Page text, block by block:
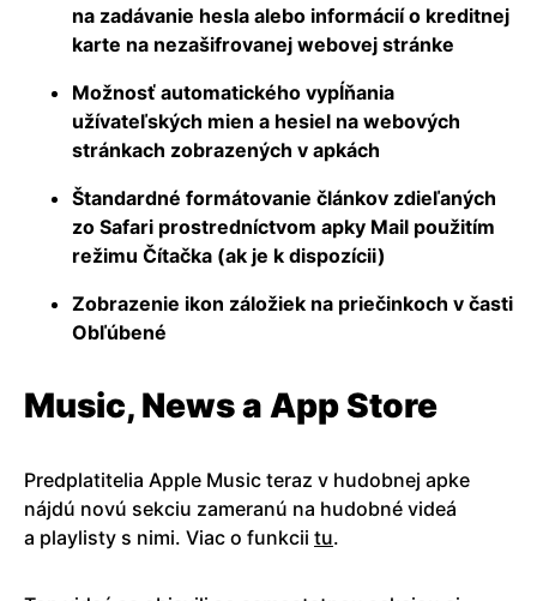
na zadávanie hesla alebo informácií o kreditnej
karte na nezašifrovanej webovej stránke
Možnosť automatického vypĺňania
užívateľských mien a hesiel na webových
stránkach zobrazených v apkách
Štandardné formátovanie článkov zdieľaných
zo Safari prostredníctvom apky Mail použitím
režimu Čítačka (ak je k dispozícii)
Zobrazenie ikon záložiek na priečinkoch v časti
Obľúbené
Music, News a App Store
Predplatitelia Apple Music teraz v hudobnej apke
nájdú novú sekciu zameranú na hudobné videá
a playlisty s nimi. Viac o funkcii tu.